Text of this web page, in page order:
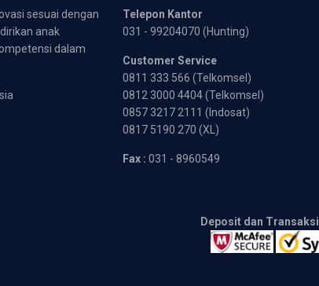
sesuai dengan
anak
dalam
Telepon Kantor
031 - 99204070 (Hunting)
Customer Service
0811 333 566 (Telkomsel)
0812 3000 4404 (Telkomsel)
0857 3217 2111 (Indosat)
0817 5190 270 (XL)
Fax : 031 - 8960549
Deposit dan